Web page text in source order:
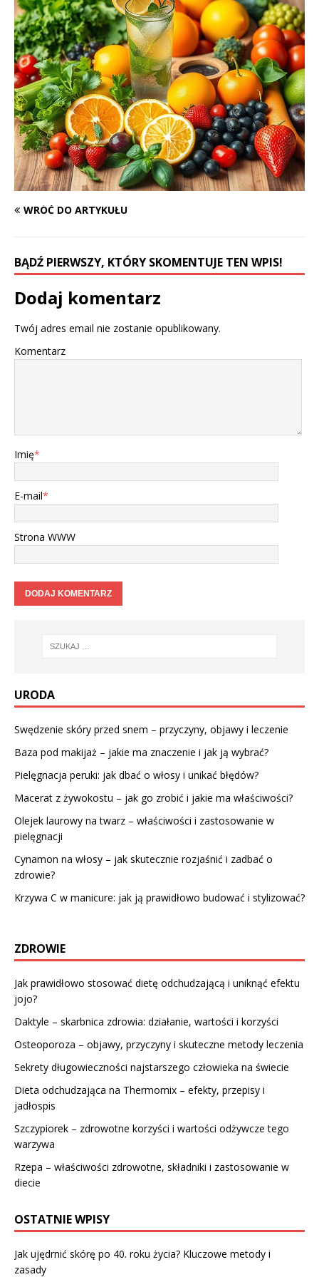
WRÓĆ DO ARTYKUŁU
BĄDŹ PIERWSZY, KTÓRY SKOMENTUJE TEN WPIS!
Dodaj komentarz
Twój adres email nie zostanie opublikowany.
Komentarz
Imię*
E-mail*
Strona WWW
URODA
Swędzenie skóry przed snem – przyczyny, objawy i leczenie
Baza pod makijaż – jakie ma znaczenie i jak ją wybrać?
Pielęgnacja peruki: jak dbać o włosy i unikać błędów?
Macerat z żywokostu – jak go zrobić i jakie ma właściwości?
Olejek laurowy na twarz – właściwości i zastosowanie w
pielęgnacji
Cynamon na włosy – jak skutecznie rozjaśnić i zadbać o
zdrowie?
Krzywa C w manicure: jak ją prawidłowo budować i stylizować?
ZDROWIE
Jak prawidłowo stosować dietę odchudzającą i uniknąć efektu
jojo?
Daktyle – skarbnica zdrowia: działanie, wartości i korzyści
Osteoporoza – objawy, przyczyny i skuteczne metody leczenia
Sekrety długowieczności najstarszego człowieka na świecie
Dieta odchudzająca na Thermomix – efekty, przepisy i
jadłospis
Szczypiorek – zdrowotne korzyści i wartości odżywcze tego
warzywa
Rzepa – właściwości zdrowotne, składniki i zastosowanie w
diecie
OSTATNIE WPISY
Jak ujędrnić skórę po 40. roku życia? Kluczowe metody i
zasady